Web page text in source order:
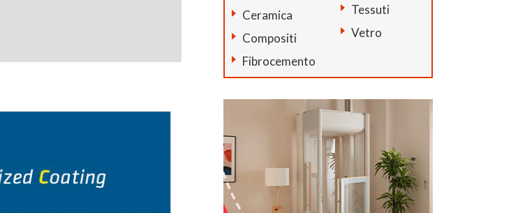
Ceramica
Compositi
Fibrocemento
Tessuti
Vetro